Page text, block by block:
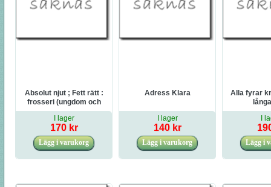
Absolut njut ; Fett rätt :
frosseri (ungdom och
vuxen)
I lager
170 kr
Adress Klara
I lager
140 kr
Alla fyrar
I